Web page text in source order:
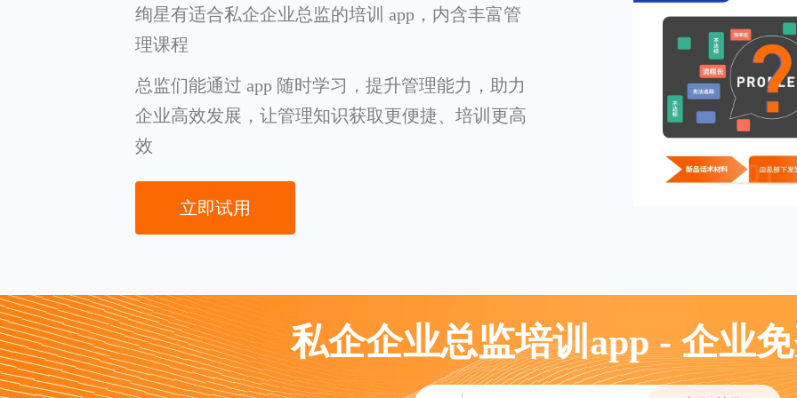
绚星有适合私企企业总监的培训 app，内含丰富管
理课程
总监们能通过 app 随时学习，提升管理能力，助力
企业高效发展，让管理知识获取更便捷、培训更高
效
立即试用
私企企业总监培训app - 企业